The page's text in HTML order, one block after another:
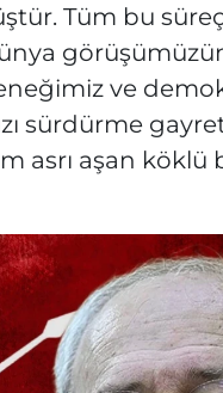
Tüm bu
ve
sürdürme
asrı aşan köklü